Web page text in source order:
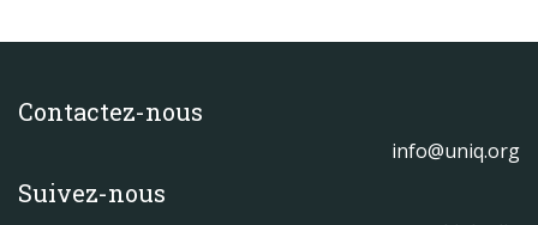
Contactez-nous
info@uniq.org
Suivez-nous